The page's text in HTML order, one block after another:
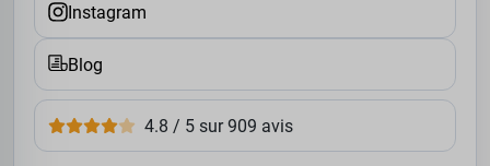
Instagram
Blog
4.8 / 5 sur 909 avis